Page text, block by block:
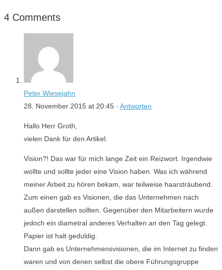
4 Comments
Peter Wiesejahn
28. November 2015 at 20:45 · Antworten
Hallo Herr Groth,
vielen Dank für den Artikel.
Vision?! Das war für mich lange Zeit ein Reizwort. Irgendwie
wollte und sollte jeder eine Vision haben. Was ich während
meiner Arbeit zu hören bekam, war teilweise haarsträubend.
Zum einen gab es Visionen, die das Unternehmen nach
außen darstellen sollten. Gegenüber den Mitarbeitern wurde
jedoch ein diametral anderes Verhalten an den Tag gelegt.
Papier ist halt geduldig.
Dann gab es Unternehmensvisionen, die im Internet zu finden
waren und von denen selbst die obere Führungsgruppe